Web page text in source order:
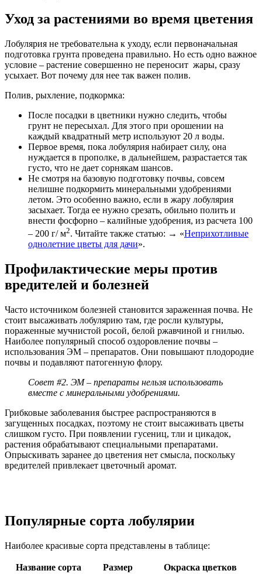
Уход за растениями во время цветения
Лобулярия не требовательна к уходу, если первоначальная
подготовка грунта проведена правильно. Но есть одно важное
условие – растение совершенно не переносит жары, сразу
усыхает. Вот почему для нее так важен полив.
Полив, рыхление, подкормка:
После посадки в цветники нужно следить, чтобы
грунт не пересыхал. Для этого при орошении на
каждый квадратный метр используют 20 л воды.
Первое время, пока лобулярия набирает силу, она
нуждается в прополке, в дальнейшем, разрастается так
густо, что не дает сорнякам шансов.
Не смотря на базовую подготовку почвы, совсем
нелишне подкормить минеральными удобрениями
летом. Это особенно важно, если в жару лобулярия
засыхает. Тогда ее нужно срезать, обильно полить и
внести фосфорно – калийные удобрения, из расчета 100
– 200 г/ м2. Читайте также статью: → «Неприхотливые
однолетние цветы для дачи».
Профилактические меры против
вредителей и болезней
Часто источником болезней становится зараженная почва. Не
стоит высаживать лобулярию там, где росли культуры,
пораженные мучнистой росой, белой ржавчиной и гнилью.
Наиболее популярный способ оздоровление почвы –
использования ЭМ – препаратов. Они повышают плодородие
почвы и подавляют патогенную флору.
Совет #2. ЭМ – препараты нельзя использовать
вместе с минеральными удобрениями.
Грибковые заболевания быстрее распространяются в
загущенных посадках, поэтому не стоит высаживать цветы
слишком густо. При появлении гусениц, тли и цикадок,
растения обрабатывают специальными препаратами.
Опрыскивать заранее до цветения нет смысла, поскольку
вредителей привлекает цветочный аромат.
Популярные сорта лобулярии
Наиболее красивые сорта представлены в таблице:
Название сорта Размер
Окраска цветков